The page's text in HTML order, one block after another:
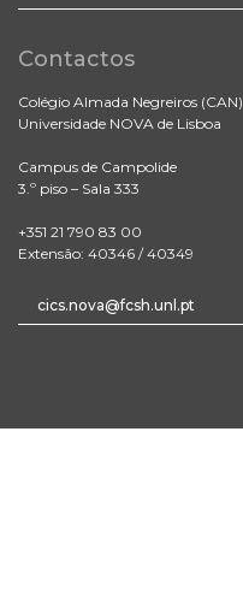
Contactos
Colégio Almada Negreiros (CAN)
Universidade NOVA de Lisboa
Campus de Campolide
3.º piso – Sala 333
+351 21 790 83 00
Extensão: 40346 / 40349
cics.nova@fcsh.unl.pt